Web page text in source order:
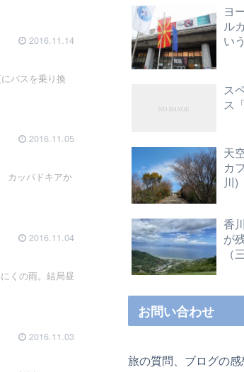
2016.11.14
バスを乗り換
2016.11.05
カッパドキアか
2016.11.04
くの雨。結局昼
2016.11.03
ヨ
ル
い
ス
ス
天
カ
川)
香
が
（
お問い合わせ
旅の質問、ブログの